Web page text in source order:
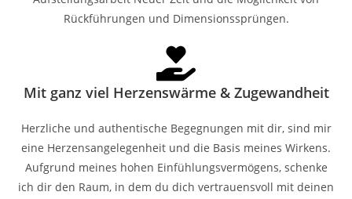
Rückführungen und Dimensionssprüngen.
Mit ganz viel Herzenswärme & Zugewandheit
Herzliche und authentische Begegnungen mit dir, sind mir
eine Herzensangelegenheit und die Basis meines Wirkens.
Aufgrund meines hohen Einfühlungsvermögens, schenke
ich dir den Raum, in dem du dich vertrauensvoll mit deinen